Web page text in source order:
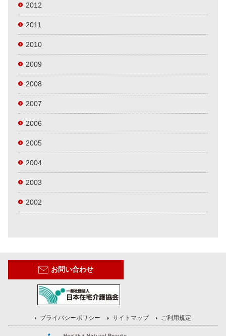
2012
2011
2010
2009
2008
2007
2006
2005
2004
2003
2002
お問い合わせ
プライバシーポリシー サイトマップ ご利用規定